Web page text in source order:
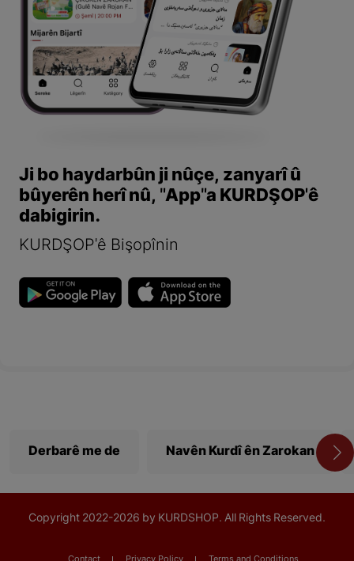
Ji bo haydarbûn ji nûçe, zanyarî û
bûyerên herî nû, "App"a KURDŞOP'ê
dabigirin.
KURDŞOP'ê Bişopînin
Derbarê me de Navên Kurdî ên Zarokan
Copyright 2022-2026 by KURDSHOP. All Rights Reserved.